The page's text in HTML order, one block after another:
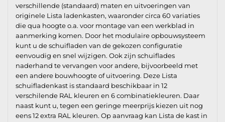
verschillende (standaard) maten en uitvoeringen van
originele Lista ladenkasten, waaronder circa 60 variaties
die qua hoogte o.a. voor montage van een werkblad in
aanmerking komen. Door het modulaire opbouwsysteem
kunt u de schuifladen van de gekozen configuratie
eenvoudig en snel wijzigen. Ook zijn schuiflades
naderhand te vervangen voor andere, bijvoorbeeld met
een andere bouwhoogte of uitvoering. Deze Lista
schuifladenkast is standaard beschikbaar in 12
verschilende RAL kleuren en 6 combinatiekleuren. Daar
naast kunt u, tegen een geringe meerprijs kiezen uit nog
eens 12 extra RAL kleuren. Op aanvraag kan Lista de kast in